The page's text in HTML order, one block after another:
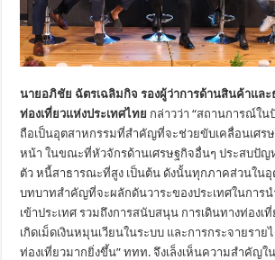
นายอภิชัย ฉัตรเฉลิมกิจ รองผู้ว่าการด้านสินค้าและ
ท่องเที่ยวแห่งประเทศไทย กล่าวว่า “สถานการณ์ใน
ถือเป็นอุตสาหกรรมที่สำคัญที่จะช่วยขับเคลื่อนเศร
หน้า ในขณะที่หัวจักรด้านเศรษฐกิจอื่นๆ ประสบปัญ
ตัว หนี้สาธารณะที่สูง เป็นต้น ดังนั้นทุกภาคส่วนใน
บทบาทสำคัญที่จะผลักดันวาระของประเทศในการน
เข้าประเทศ รวมถึงการสนับสนุน การเดินทางท่องเ
เกิดเม็ดเงินหมุนเวียนในระบบ และการกระจายราย
ท่องเที่ยวมากยิ่งขึ้น” ททท. จึงเล็งเห็นความสำคัญใ